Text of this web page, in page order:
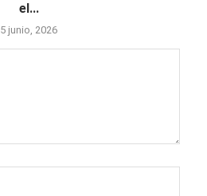
el...
5 junio, 2026